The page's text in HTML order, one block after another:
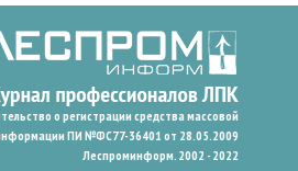
о регистрации средства массовой
ПИ №ФС77-36401 от 28.05.2009
Леспроминформ. 2002 - 2022